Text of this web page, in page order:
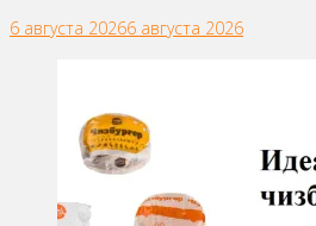
6 августа 20266 августа 2026